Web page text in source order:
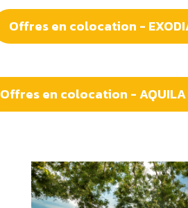
Offres en colocation -
Offres en colocation - AQUILA